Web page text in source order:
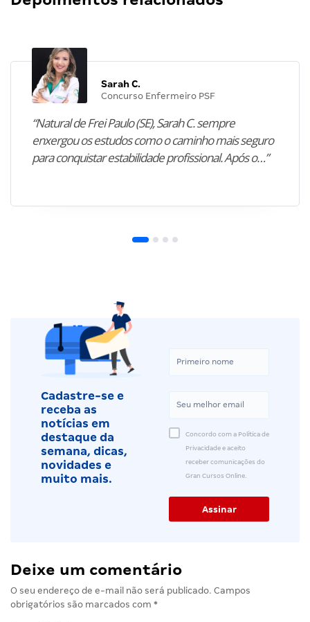
Sarah C.
Concurso Enfermeiro PSF
“Natural de Frei Paulo (SE), Sarah C. sempre
enxergou os estudos como o caminho mais seguro
para conquistar estabilidade profissional. Após o…”
Cadastre-se e
receba as
notícias em
destaque da
semana, dicas,
novidades e
muito mais.
Concordo com a Política de
Privacidade e aceito
receber comunicações do
Gran Cursos Online.
Deixe um comentário
O seu endereço de e-mail não será publicado. Campos
obrigatórios são marcados com *